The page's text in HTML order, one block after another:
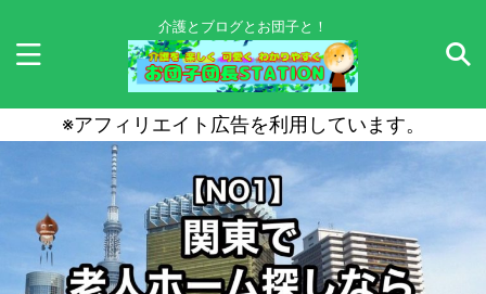
介護とブログとお団子と！
※アフィリエイト広告を利用しています。